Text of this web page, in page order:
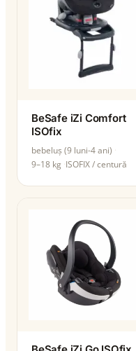
BeSafe iZi Comfort
ISOfix
bebeluș (9 luni-4 ani)
9–18 kg ISOFIX / centură